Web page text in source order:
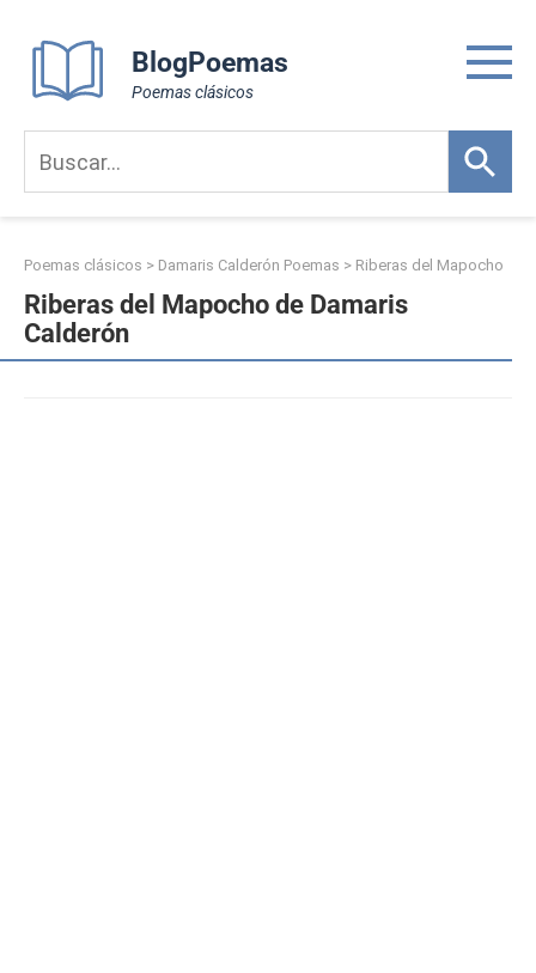
content
BlogPoemas
Poemas clásicos
Poemas clásicos > Damaris Calderón Poemas > Riberas del Mapocho
Riberas del Mapocho de Damaris
Calderón